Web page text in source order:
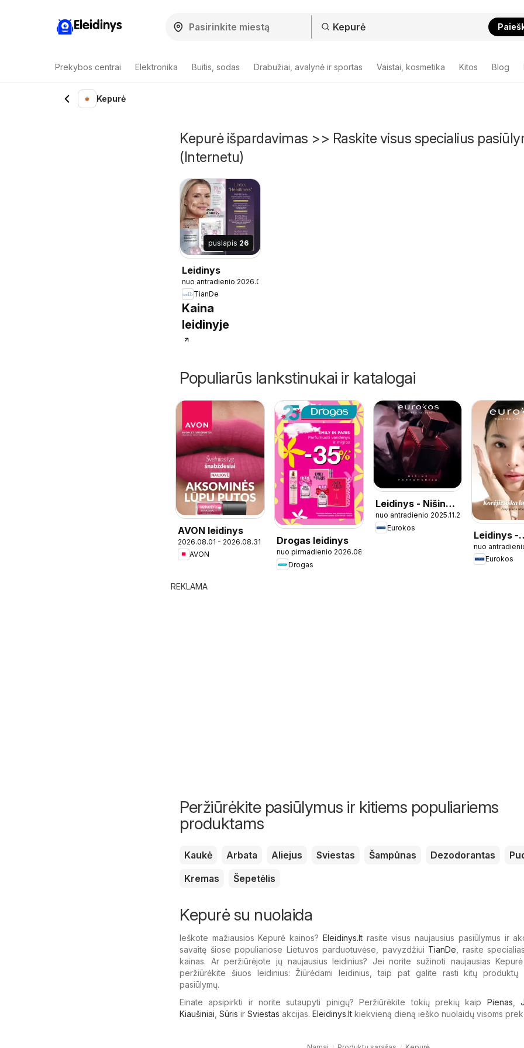
Eleidinys
Prekybos centrai Elektronika Buitis, sodas Drabužiai, avalynė ir sportas Vaistai, kosmetika Kitos Blog
Kepurė
Kepurė išpardavimas >> Raskite visus specialius
(Internetu)
puslapis 26
Leidinys
nuo antradienio 2026.02.10
TianDe
Kaina
leidinyje
Populiarūs lankstinukai ir katalogai
AVON leidinys
2026.08.01 - 2026.08.31
AVON
Drogas leidinys
nuo pirmadienio 2026.08.03
Drogas
Leidinys - Nišinė
parfumerija
nuo antradienio 2025.11.25
Eurokos
Leidinys -
kosmetika
nuo antradienio
Eurokos
REKLAMA
Peržiūrėkite pasiūlymus ir kitiems populiariems
produktams
Kaukė Arbata Aliejus Sviestas Šampūnas Dezodorantas
Kremas
Šepetėlis
Kepurė su nuolaida
Ieškote mažiausios Kepurė kainos? Eleidinys.ltrasite visus naujausius pasiūlymus ir
savaitę šiose populiariose Lietuvos parduotuvėse, pavyzdžiui TianDe , rasite
kainas. Ar peržiūrėjote jų naujausius leidinius? Jei norite sužinoti naujausias Kepurė
peržiūrėkite šiuos leidinius: Žiūrėdami leidinius, taip pat galite rasti kitų produktų
pasiūlymų.
Einate apsipirkti ir norite sutaupyti pinigų? Peržiūrėkite tokių prekių kaip Pienas ,
Kiaušiniai Sūris ir Sviestas akcijas. Eleidinys.lt kiekvieną dieną ieško nuolaidų visoms